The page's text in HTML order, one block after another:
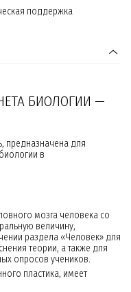
поддержка
БИОЛОГИИ —
предназначена для
в
мозга человека со
величину,
раздела «Человек» для
теории, а также для
опросов учеников.
пластика, имеет